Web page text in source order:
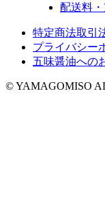
配送料
特定商法取引
プライバシー
五味醤油への
© YAMAGOMISO